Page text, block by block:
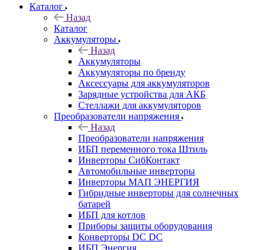
Каталог
Назад
Каталог
Аккумуляторы
Назад
Аккумуляторы
Аккумуляторы по бренду
Аксессуары для аккумуляторов
Зарядные устройства для АКБ
Стеллажи для аккумуляторов
Преобразователи напряжения
Назад
Преобразователи напряжения
ИБП переменного тока Штиль
Инверторы СибКонтакт
Автомобильные инверторы
Инверторы МАП ЭНЕРГИЯ
Гибридные инверторы для солнечных
батарей
ИБП для котлов
Приборы защиты оборудования
Конверторы DC DC
ИБП Энергия